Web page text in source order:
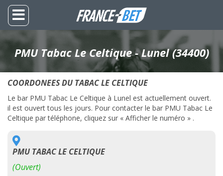
PMU Tabac Le Celtique - Lunel (34400)
COORDONEES DU TABAC LE CELTIQUE
Le bar PMU Tabac Le Celtique à Lunel est actuellement ouvert.
il est ouvert tous les jours. Pour contacter le bar PMU Tabac Le
Celtique par téléphone, cliquez sur « Afficher le numéro » .
PMU TABAC LE CELTIQUE
(Ouvert)